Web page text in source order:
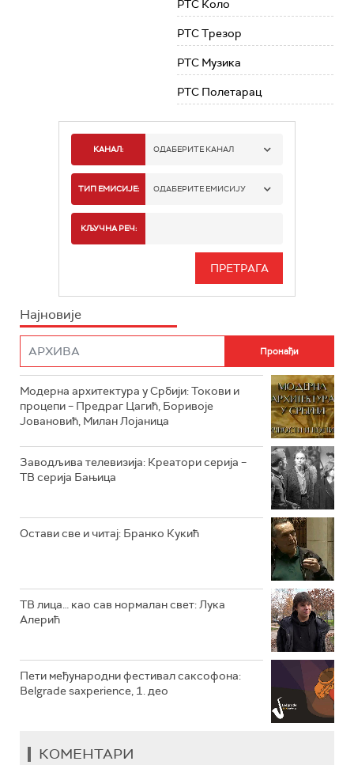
РТС Коло
РТС Трезор
РТС Музика
РТС Полетарац
КАНАЛ: ОДАБЕРИТЕ КАНАЛ
РТС 1
РТС 3
РТС ЖИВОТ
РТС КОЛО
ТИП ЕМИСИЈЕ: ОДАБЕРИТЕ ЕМИСИЈУ
ИНФО
КЉУЧНА РЕЧ:
Најновије
Модерна архитектура у Србији: Токови и
процепи – Предраг Цагић, Боривоје
Јовановић, Милан Лојаница
Заводљива телевизија: Креатори серија –
ТВ серија Бањица
Остави све и читај: Бранко Кукић
ТВ лица… као сав нормалан свет: Лука
Алерић
Пети међународни фестивал саксофона:
Belgrade saxperience, 1. део
КОМЕНТАРИ